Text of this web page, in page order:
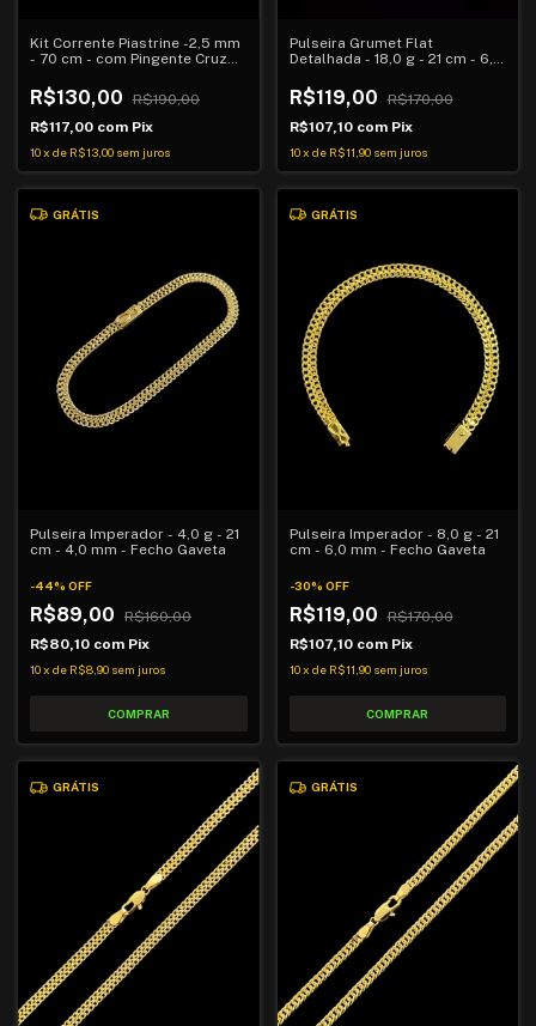
Kit Corrente Piastrine -2,5 mm
- 70 cm - com Pingente Cruz
R$130,00
R$190,00
R$117,00 com Pix
10x de R$13,00 sem juros
Pulseira Grumet Flat
Detalhada - 18,0 g - 21 cm - 6,0
R$119,00
R$170,00
R$107,10 com Pix
10 x de R$11,90 sem juros
GRÁTIS
Pulseira Imperador - 4,0 g - 21
cm - 4,0 mm - Fecho Gaveta
-44% OFF
R$89,00
R$160,00
R$80,10 com Pix
10x de R$8,90 sem juros
GRÁTIS
Pulseira Imperador - 8,0 g - 21
cm - 6,0 mm - Fecho Gaveta
-30% OFF
R$119,00
R$170,00
R$107,10 com Pix
10 x de R$11,90 sem juros
GRÁTIS GRÁTIS